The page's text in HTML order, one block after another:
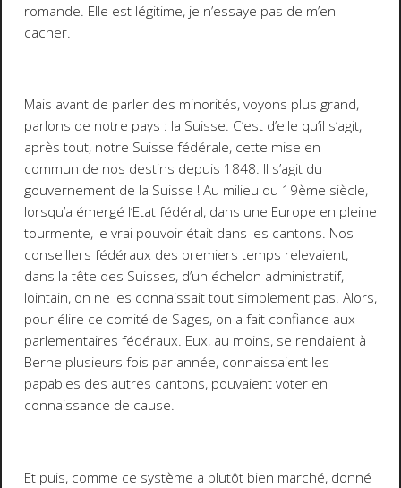
romande. Elle est légitime, je n’essaye pas de m’en
cacher.
Mais avant de parler des minorités, voyons plus grand,
parlons de notre pays : la Suisse. C’est d’elle qu’il s’agit,
après tout, notre Suisse fédérale, cette mise en
commun de nos destins depuis 1848. Il s’agit du
gouvernement de la Suisse ! Au milieu du 19ème siècle,
lorsqu’a émergé l’Etat fédéral, dans une Europe en pleine
tourmente, le vrai pouvoir était dans les cantons. Nos
conseillers fédéraux des premiers temps relevaient,
dans la tête des Suisses, d’un échelon administratif,
lointain, on ne les connaissait tout simplement pas. Alors,
pour élire ce comité de Sages, on a fait confiance aux
parlementaires fédéraux. Eux, au moins, se rendaient à
Berne plusieurs fois par année, connaissaient les
papables des autres cantons, pouvaient voter en
connaissance de cause.
Et puis, comme ce système a plutôt bien marché, donné